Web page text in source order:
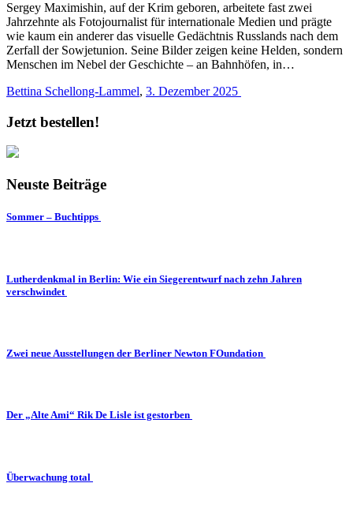
Sergey Maximishin, auf der Krim geboren, arbeitete fast zwei
Jahrzehnte als Fotojournalist für internationale Medien und prägte
wie kaum ein anderer das visuelle Gedächtnis Russlands nach dem
Zerfall der Sowjetunion. Seine Bilder zeigen keine Helden, sondern
Menschen im Nebel der Geschichte – an Bahnhöfen, in…
Bettina Schellong-Lammel, 3. Dezember 2025
Jetzt bestellen!
Neuste Beiträge
Sommer – Buchtipps
Lutherdenkmal in Berlin: Wie ein Siegerentwurf nach zehn Jahren
verschwindet
Zwei neue Ausstellungen der Berliner Newton FOundation
Der „Alte Ami“ Rik De Lisle ist gestorben
Überwachung total